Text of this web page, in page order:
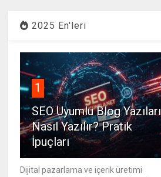
2025 En'leri
1
SEO Uyumlu Blog Yazıları
Nasıl Yazılır? Pratik
İpuçları
Dijital pazarlama ve içerik üretimi